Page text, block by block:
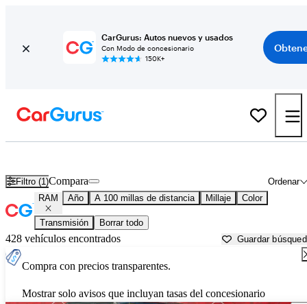
CarGurus: Autos nuevos y usados
Con Modo de concesionario
150K+
Filtro (1) Ordenar
Compara
RAM Año A 100 millas de distancia Millaje Color
Transmisión Borrar todo
428 vehículos encontrados Guardar
Compra con precios transparentes.
Mostrar solo avisos que incluyan tasas del concesionario